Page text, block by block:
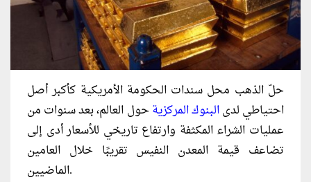
حلّ الذهب محل سندات الحكومة الأمريكية كأكبر أصل
احتياطي لدىالبنوك المركزيةحول العالم، بعد سنوات من
عمليات الشراء المكثفة وارتفاع تاريخي للأسعار أدى إلى
تضاعف قيمة المعدن النفيس تقريبًا خلال العامين
الماضيين.